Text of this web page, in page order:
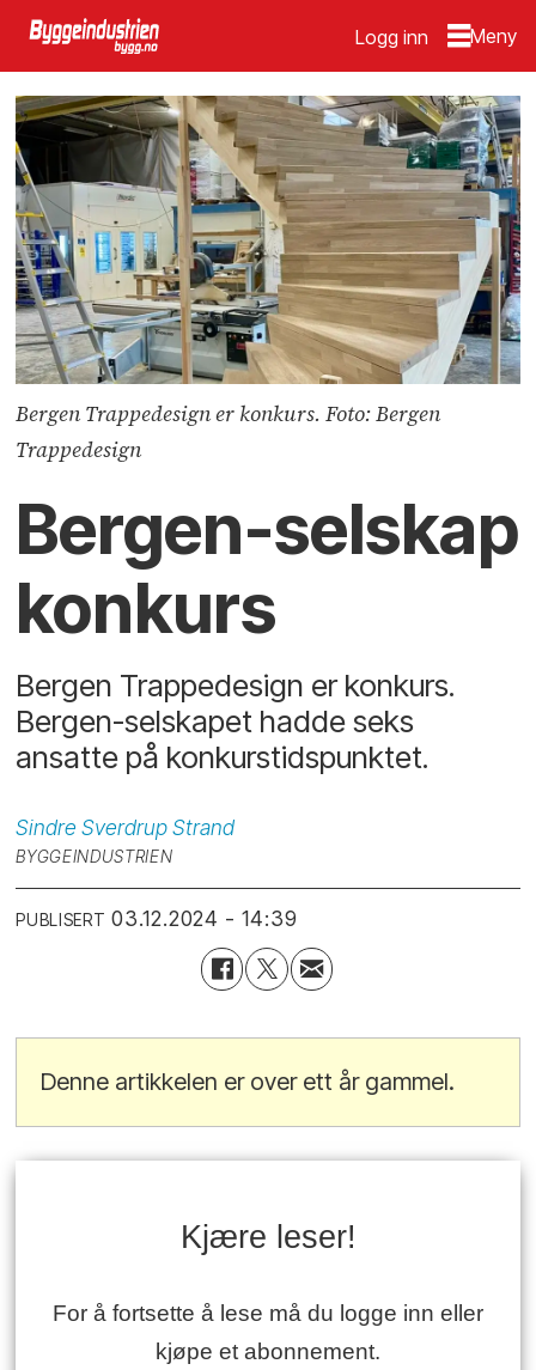
Logg inn
Bergen Trappedesign er konkurs. Foto: Bergen
Trappedesign
Bergen-selskap
konkurs
Bergen Trappedesign er konkurs.
Bergen-selskapet hadde seks
ansatte på konkurstidspunktet.
Sindre Sverdrup Strand
BYGGEINDUSTRIEN
PUBLISERT 03.12.2024 - 14:39
Denne artikkelen er over ett år gammel.
Kjære leser!
For å fortsette å lese må du logge inn eller
kjøpe et abonnement.